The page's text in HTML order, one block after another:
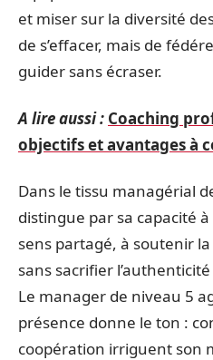
et miser sur la diversité
de s’effacer, mais de
guider sans écraser.
A lire aussi : Coaching
objectifs et avantages à
Dans le tissu managérial
distingue par sa capacité
sens partagé, à soutenir la
sans sacrifier
Le manager de niveau 5
présence donne le ton :
coopération irriguent son